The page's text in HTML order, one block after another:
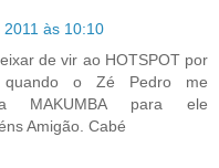
às 10:10
de vir ao HOTSPOT por
quando o Zé Pedro me
MAKUMBA para ele
Amigão. Cabé